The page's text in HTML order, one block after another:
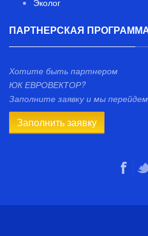
Эколог
ПАРТНЕРСКАЯ
Хотите быть партнером
ЮК ЕВРОВЕКТОР?
Заполните заявку и мы
Заполнить заявку